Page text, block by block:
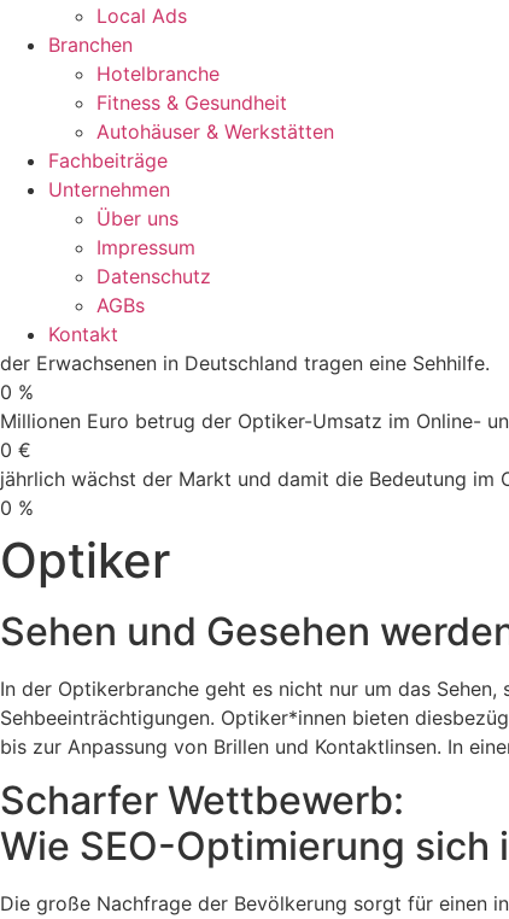
Local Ads
Branchen
Hotelbranche
Fitness & Gesundheit
Autohäuser & Werkstätten
Fachbeiträge
Unternehmen
Über uns
Impressum
Datenschutz
AGBs
Kontakt
der Erwachsenen in Deutschland tragen eine Sehhilfe.
0 %
Millionen Euro betrug der Optiker-Umsatz im Online-
0 €
jährlich wächst der Markt und damit die Bedeutung im
0 %
Optiker
Sehen und Gesehen
In der Optikerbranche geht es nicht nur um das
Sehbeeinträchtigungen. Optiker*innen bieten
bis zur Anpassung von Brillen und Kontaktlinsen. In
Scharfer Wettbewerb:
Wie SEO-Optimierung sich
Die große Nachfrage der Bevölkerung sorgt für einen